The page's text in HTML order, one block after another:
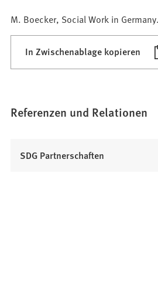
M. Boecker, Social Work in
In Zwischenablage kopieren
Referenzen und Relationen
SDG Partnerschaften